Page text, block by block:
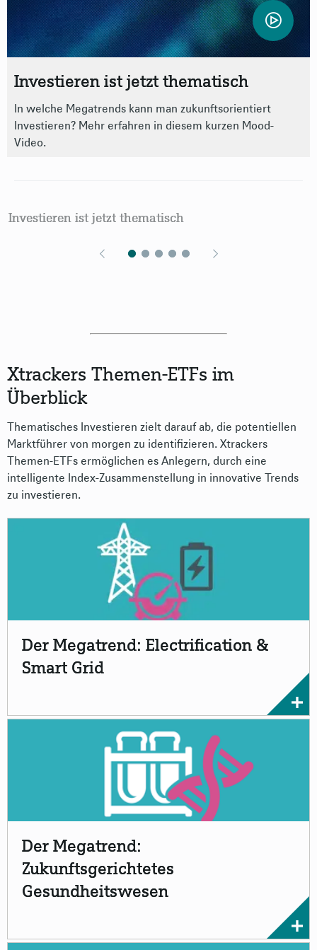
Investieren ist jetzt thematisch
In welche Megatrends kann man zukunftsorientiert
Investieren? Mehr erfahren in diesem kurzen Mood-
Video.
Investieren ist jetzt thematisch
Xtrackers Themen-ETFs im
Überblick
Thematisches Investieren zielt darauf ab, die potentiellen
Marktführer von morgen zu identifizieren. Xtrackers
Themen-ETFs ermöglichen es Anlegern, durch eine
intelligente Index-Zusammenstellung in innovative Trends
zu investieren.
Der Megatrend: Electrification &
Smart Grid
Der Megatrend:
Zukunftsgerichtetes
Gesundheitswesen